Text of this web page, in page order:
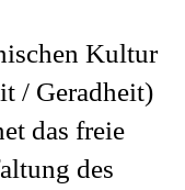
Kultur
/ Geradheit)
das freie
des